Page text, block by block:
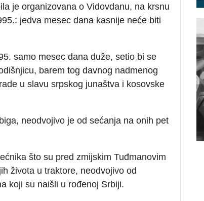
je organizovana o Vidovdanu, na krsnu
jedva mesec dana kasnije neće biti
samo mesec dana duže, setio bi se
barem tog davnog nadmenog
u slavu srpskog junaštva i kosovske
neodvojivo je od sećanja na onih pet
što su pred zmijskim Tuđmanovim
života u traktore, neodvojivo od
koji su naišli u rođenoj Srbiji.